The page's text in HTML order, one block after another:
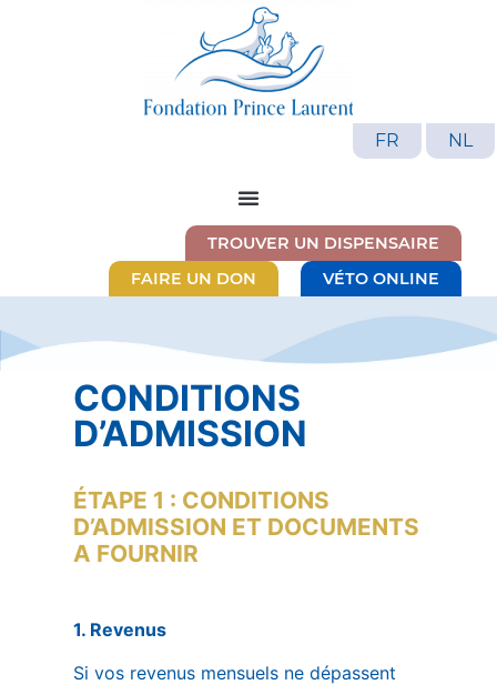
FR NL
TROUVER UN DISPENSAIRE
FAIRE UN DON
VÉTO ONLINE
CONDITIONS
D’ADMISSION
ÉTAPE 1 : CONDITIONS
D’ADMISSION ET DOCUMENTS
A FOURNIR
1. Revenus
Si vos revenus mensuels ne dépassent